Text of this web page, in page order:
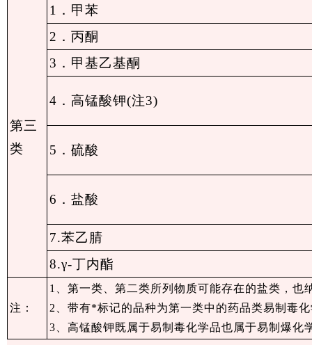
第三
类
1．甲苯
2．丙酮
3．甲基乙基酮
4．高锰酸钾(注3)
5．硫酸
6．盐酸
7.苯乙腈
8.γ-丁内酯
注：
1、第一类、第二类所列物质可能存在的盐类，也
2、带有*标记的品种为第一类中的药品类易制毒
3、高锰酸钾既属于易制毒化学品也属于易制爆化